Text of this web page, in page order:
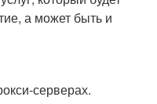
а может быть и
серверах.